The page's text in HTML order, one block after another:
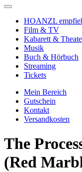
HOANZL
Film & TV
Kabarett &
Musik
Buch & Hörbuch
Streaming
Tickets
Mein Bereich
Gutschein
Kontakt
Versandkosten
The
(Red